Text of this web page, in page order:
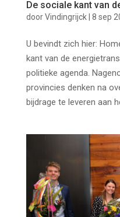
De sociale kant van
doorVindingrijck| 8 sep
U bevindt zich hier:
kant van de
politieke agenda.
provincies denken na
bijdrage te leveren aan